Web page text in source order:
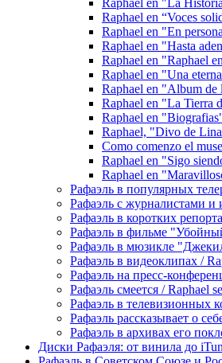
Raphael en "La
Raphael en “Voces
Raphael en "En
Raphael en "Hasta
Raphael en "Raphael
Raphael en "Una
Raphael en "Album de
Raphael en "La Tierra
Raphael en
Raphael, "Divo de
Como comenzo el
Raphael en "Sigo
Raphael en
Рафаэль в популярных
Рафаэль с журналистами и
Рафаэль в коротких
Рафаэль в фильме
Рафаэль в мюзикле
Рафаэль в видеоклипах /
Рафаэль на пресс-
Рафаэль смеется / Raphael
Рафаэль в телевизионных
Рафаэль рассказывает о
Рафаэль в архивах его
Диски Рафаэля: от винила до